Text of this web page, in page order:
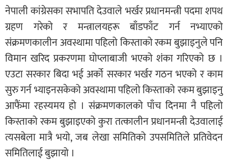
नेपाली कांग्रेसका सभापति देउवाले भर्खर प्रधानमन्त्री पदमा शपथ
ग्रहण गरेको र मन्त्रालयहरू बाँडफाँट गर्न नभ्याएको
संक्रमणकालीन अवस्थामा पहिलो किस्ताको रकम बुझाइनुले पनि
विमान खरिद प्रकरणमा घोप्लाबाजी भएको शंका गरिएको छ ।
एउटा सरकार बिदा भई अर्को सरकार भर्खर गठन भएको र काम
सुरु गर्न भ्याइनसकेको अवस्थामा पहिलो किस्ताको रकम बुझाइनु
आफैंमा रहस्यमय हो । संक्रमणकालको पाँच दिनमा नै पहिलो
किस्ताको रकम बुझाइएको कुरा तत्कालीन प्रधानमन्त्री देउवालाई
त्यसबेला मात्रै भयो, जब लेखा समितिको उपसमितिले प्रतिवेदन
समितिलाई बुझायो ।